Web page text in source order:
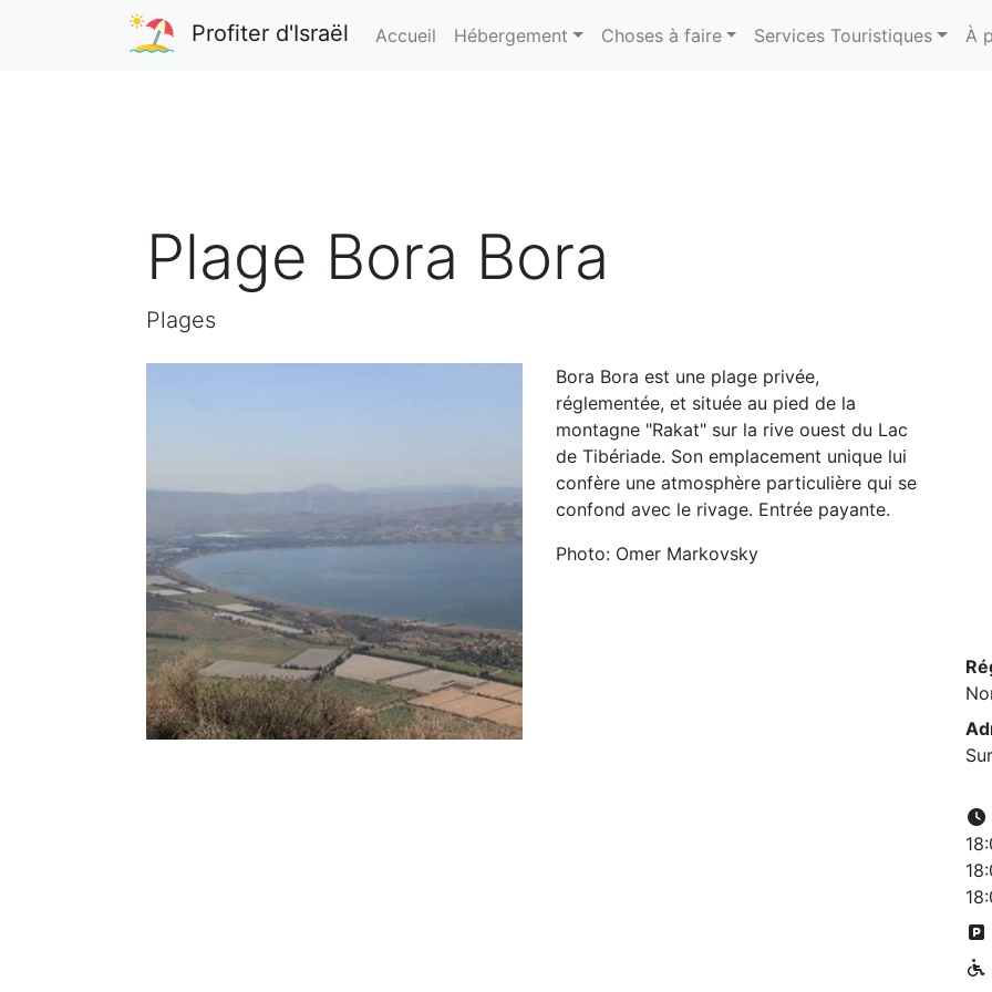
Profiter d'Israël Accueil Hébergement Choses à faire Services Touristiques À
Plage Bora Bora
Plages
Bora Bora est une plage privée,
réglementée, et située au pied de la
montagne "Rakat" sur la rive ouest du Lac
de Tibériade. Son emplacement unique lui
confère une atmosphère particulière qui se
confond avec le rivage. Entrée payante.
Photo: Omer Markovsky